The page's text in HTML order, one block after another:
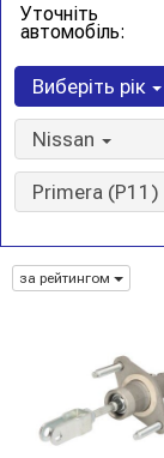
Уточніть
автомобіль:
Виберіть рік
Nissan
Primera (P11)
за рейтингом